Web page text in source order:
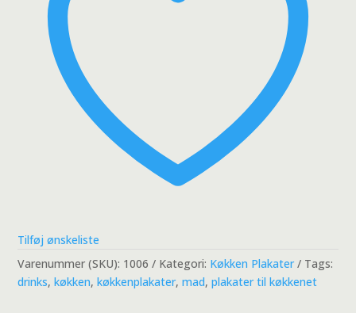
Tilføj ønskeliste
Varenummer (SKU): 1006 Kategori: Køkken Plakater
Tags:
drinks,køkken,køkkenplakater,mad,plakater til køkkenet